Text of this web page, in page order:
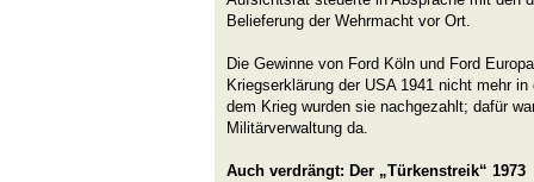
Belieferung der Wehrmacht vor Ort.
Die Gewinne von Ford Köln und Ford
Kriegserklärung der USA 1941 nicht mehr
dem Krieg wurden sie nachgezahlt; dafür
Militärverwaltung da.
Auch verdrängt: Der „Türkenstreik“ 1973